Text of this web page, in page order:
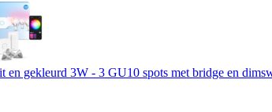
en gekleurd 3W - 3 GU10 spots met bridge en